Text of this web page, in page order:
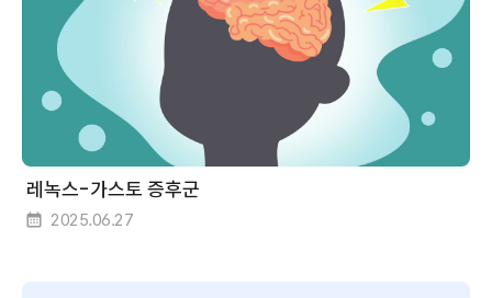
레녹스-가스토 증후군
2025.06.27
보
기